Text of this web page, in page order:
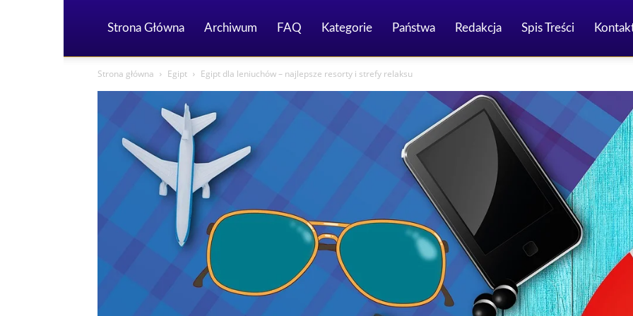
Strona Główna Archiwum FAQ Kategorie Państwa Redakcja Spis Treści
Strona główna Egipt Egipt dla leniuchów – najlepsze resorty i strefy relaksu